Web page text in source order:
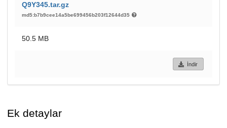
Q9Y345.tar.gz
md5:b7b9cee14a5be699456b203f12644d35
50.5 MB
İndir
Ek detaylar